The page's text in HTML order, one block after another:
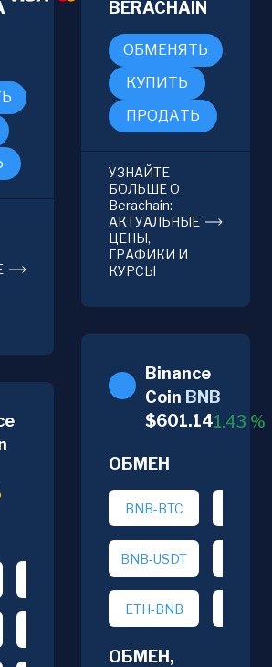
BERACHAIN
ОБМЕНЯТЬ
КУПИТЬ
ПРОДАТЬ
УЗНАЙТЕ
БОЛЬШЕ О
Berachain:
АКТУАЛЬНЫЕ
ЦЕНЫ,
ГРАФИКИ И
КУРСЫ
Binance
Coin BNB
$601.141.43 %
ОБМЕН
BNB-BTC
BNB-USDT
ETH-BNB
ОБМЕН,